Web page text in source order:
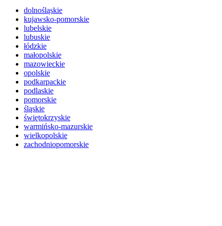
dolnośląskie
kujawsko-pomorskie
lubelskie
lubuskie
łódzkie
małopolskie
mazowieckie
opolskie
podkarpackie
podlaskie
pomorskie
śląskie
świętokrzyskie
warmińsko-mazurskie
wielkopolskie
zachodniopomorskie